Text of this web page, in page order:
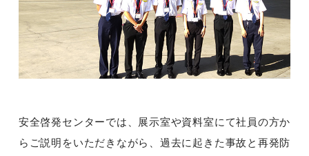
安全啓発センターでは、展示室や資料室にて社員の方か
らご説明をいただきながら、過去に起きた事故と再発防